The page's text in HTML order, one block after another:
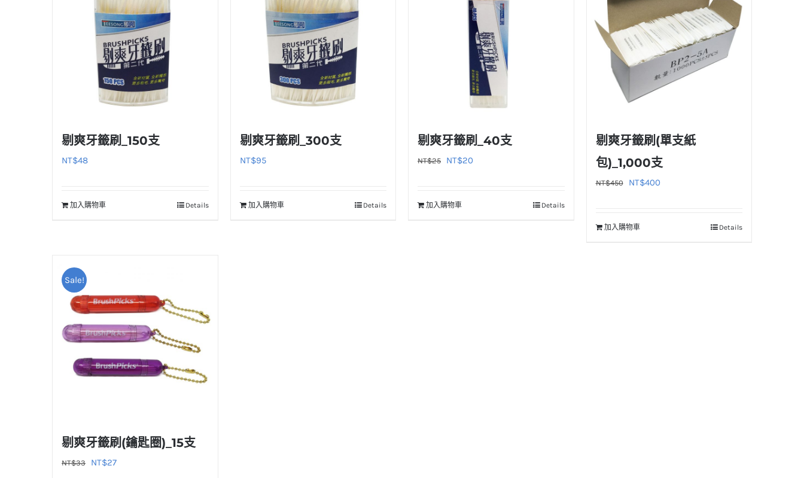
剔爽牙籤刷_150支
NT$48
加入購物車 Details
剔爽牙籤刷_300支
NT$95
加入購物車 Details
剔爽牙籤刷_40支
NT$25
原
格：
NT$20
加入購物車 Details
剔爽牙籤刷(單支紙
包)_1,000支
NT$450
原
格：
NT$400目
加入購物車 Details
Sale!
剔爽牙籤刷(鑰匙圈)_15支
NT$33
原
NT$27目